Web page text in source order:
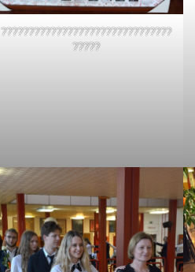
???????????????????????????????
?????